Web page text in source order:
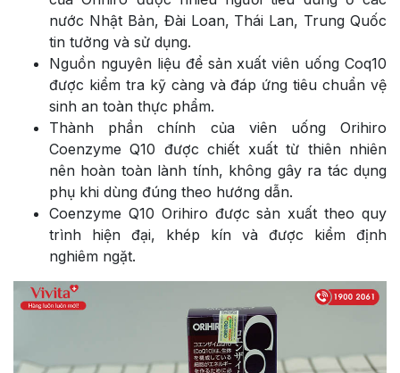
nước Nhật Bản, Đài Loan, Thái Lan, Trung Quốc
tin tưởng và sử dụng.
Nguồn nguyên liệu để sản xuất viên uống Coq10
được kiểm tra kỹ càng và đáp ứng tiêu chuẩn vệ
sinh an toàn thực phẩm.
Thành phần chính của viên uống Orihiro
Coenzyme Q10 được chiết xuất từ thiên nhiên
nên hoàn toàn lành tính, không gây ra tác dụng
phụ khi dùng đúng theo hướng dẫn.
Coenzyme Q10 Orihiro được sản xuất theo quy
trình hiện đại, khép kín và được kiểm định
nghiêm ngặt.